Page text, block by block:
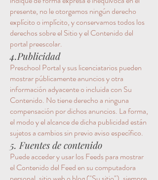
presente, no le otorgamos ningún derecho
explícito o implícito, y conservamos todos los
derechos sobre el Sitio y el Contenido del
portal preescolar.
4.Publicidad
Preschool Portal y sus licenciatarios pueden
mostrar públicamente anuncios y otra
información adyacente o incluida con Su
Contenido. No tiene derecho a ninguna
compensación por dichos anuncios. La forma,
el modo y el alcance de dicha publicidad están
sujetos a cambios sin previo aviso específico.
5. Fuentes de contenido
Puede acceder y usar los Feeds para mostrar
el Contenido del Feed en su computadora